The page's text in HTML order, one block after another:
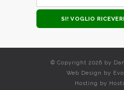
SI! VOGLIO
© Copyright 2026 by
Web Design by
Hosting by